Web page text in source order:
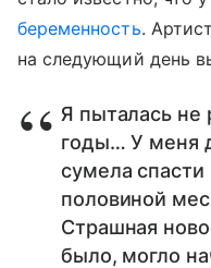
беременность.
на следующий день
Я пыталась не
годы… У меня
сумела
половиной
Страшная
было, могло